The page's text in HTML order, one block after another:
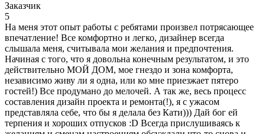
Заказчик
5
На меня этот опыт работы с ребятами произвел потрясающее
впечатление! Все комфортно и легко, дизайнер всегда
слышала меня, считывала мои желания и предпочтения.
Начиная с того, что я довольна конечным результатом, и это
действительно МОЙ ДОМ, мое гнездо и зона комфорта,
независимо живу ли я одна, или ко мне приезжает пятеро
гостей!) Все продумано до мелочей. А так же, весь процесс
составления дизайн проекта и ремонта(!), я с ужасом
представляла себе, что бы я делала без Кати))) Дай бог ей
терпения и хороших отпусков :D Всегда прислушиваясь к